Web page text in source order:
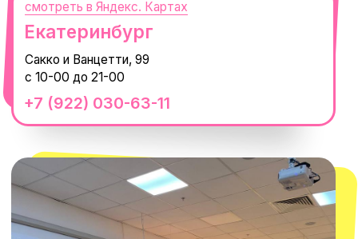
+7 (919) 374-04-04